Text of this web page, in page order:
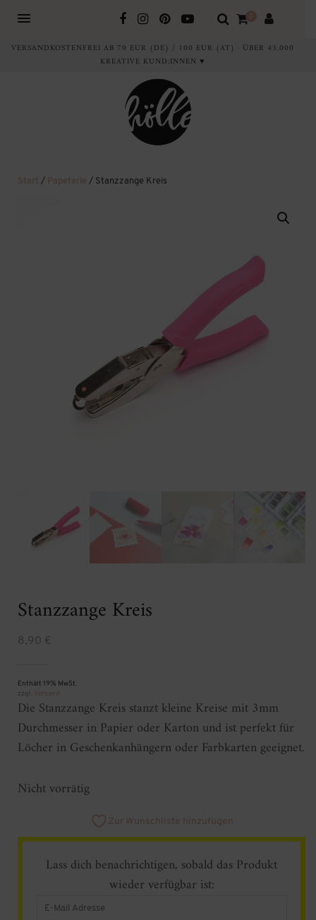
0
VERSANDKOSTENFREI AB 70 EUR (DE) / 100 EUR (AT) · ÜBER 43.000
KREATIVE KUND:INNEN ♥
Start / Papeterie / Stanzzange Kreis
Stanzzange Kreis
8,90 €
Enthält 19% MwSt.
zzgl. Versand
Die Stanzzange Kreis stanzt kleine Kreise mit 3mm
Durchmesser in Papier oder Karton und ist perfekt für
Löcher in Geschenkanhängern oder Farbkarten geeignet.
Nicht vorrätig
Zur Wunschliste hinzufügen
Lass dich benachrichtigen, sobald das Produkt
wieder verfügbar ist:
your